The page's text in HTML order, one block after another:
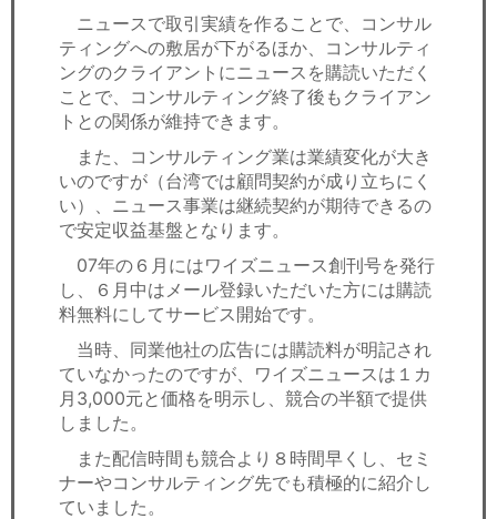
ニュースで取引実績を作ることで、コンサル
ティングへの敷居が下がるほか、コンサルティ
ングのクライアントにニュースを購読いただく
ことで、コンサルティング終了後もクライアン
トとの関係が維持できます。
また、コンサルティング業は業績変化が大き
いのですが（台湾では顧問契約が成り立ちにく
い）、ニュース事業は継続契約が期待できるの
で安定収益基盤となります。
07年の６月にはワイズニュース創刊号を発行
し、６月中はメール登録いただいた方には購読
料無料にしてサービス開始です。
当時、同業他社の広告には購読料が明記され
ていなかったのですが、ワイズニュースは１カ
月3,000元と価格を明示し、競合の半額で提供
しました。
また配信時間も競合より８時間早くし、セミ
ナーやコンサルティング先でも積極的に紹介し
ていました。